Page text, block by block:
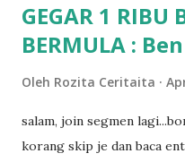
GEGAR 1 RIBU
BERMULA :
Oleh Rozita Ceritaita
salam, join segmen
korang skip je dan baca